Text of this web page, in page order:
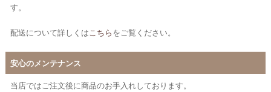
す。
配送について詳しくは こちらをご覧ください。
安心のメンテナンス
当店ではご注文後に商品のお手入れしております。